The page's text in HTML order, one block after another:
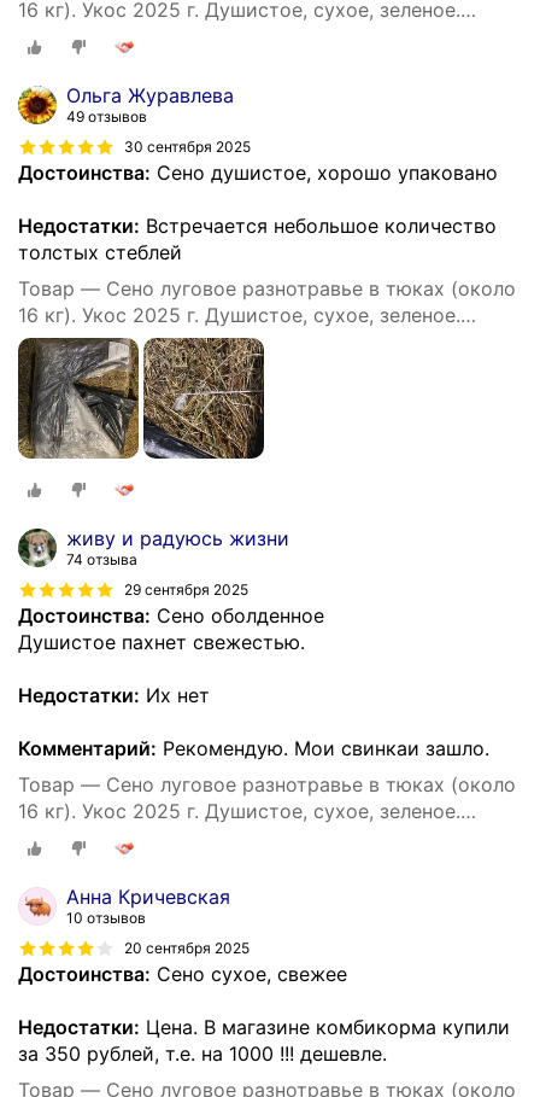
16 кг). Укос 2025 г. Душистое, сухое, зеленое.
Натуральный корм и подстилка для собак.
Ольга Журавлева
49 отзывов
30 сентября 2025
Достоинства: Сено душистое, хорошо упаковано
Недостатки: Встречается небольшое количество
толстых стеблей
Товар — Сено луговое разнотравье в тюках (около
16 кг). Укос 2025 г. Душистое, сухое, зеленое.
Натуральный корм и подстилка для собак.
живу и радуюсь жизни
74 отзыва
29 сентября 2025
Достоинства: Сено оболденное
Душистое пахнет свежестью.
Недостатки: Их нет
Комментарий: Рекомендую. Мои свинкаи зашло.
Товар — Сено луговое разнотравье в тюках (около
16 кг). Укос 2025 г. Душистое, сухое, зеленое.
Натуральный корм и подстилка для собак.
Анна Кричевская
10 отзывов
20 сентября 2025
Достоинства: Сено сухое, свежее
Недостатки: Цена. В магазине комбикорма купили
за 350 рублей, т.е. на 1000 !!! дешевле.
Товар — Сено луговое разнотравье в тюках (около